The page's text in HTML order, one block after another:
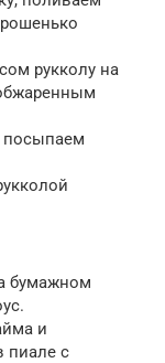
рукколу на
посыпаем
бумажном
и
пиале с